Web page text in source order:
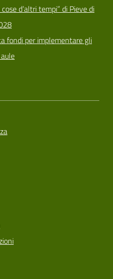
d’altri tempi” di Pieve di
fondi per implementare gli